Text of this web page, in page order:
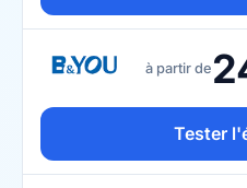
à partir de
Tester